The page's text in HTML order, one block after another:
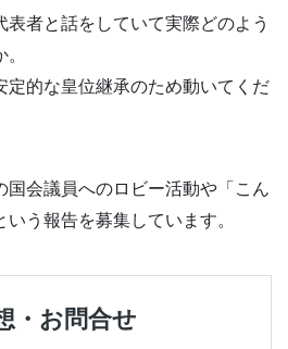
者と話をしていて実際どのよう
定的な皇位継承のため動いてくだ
国会議員へのロビー活動や「こん
う報告を募集しています。